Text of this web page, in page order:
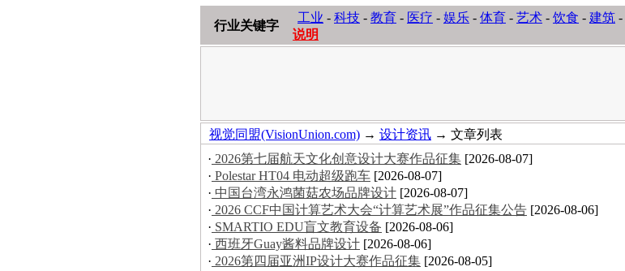
行业关键字
工业 - 科技 - 教育 - 医疗 - 娱乐 - 体育 - 艺术 - 饮食 - 建筑 -
说明
视觉同盟(VisionUnion.com) → 设计资讯 → 文章列表
· 2026第七届航天文化创意设计大赛作品征集 [2026-08-07]
· Polestar HT04 电动超级跑车 [2026-08-07]
· 中国台湾永鸿菌菇农场品牌设计 [2026-08-07]
· 2026 CCF中国计算艺术大会“计算艺术展”作品征集公告 [2026-08-06]
· SMARTIO EDU盲文教育设备 [2026-08-06]
· 西班牙Guay酱料品牌设计 [2026-08-06]
· 2026第四届亚洲IP设计大赛作品征集 [2026-08-05]